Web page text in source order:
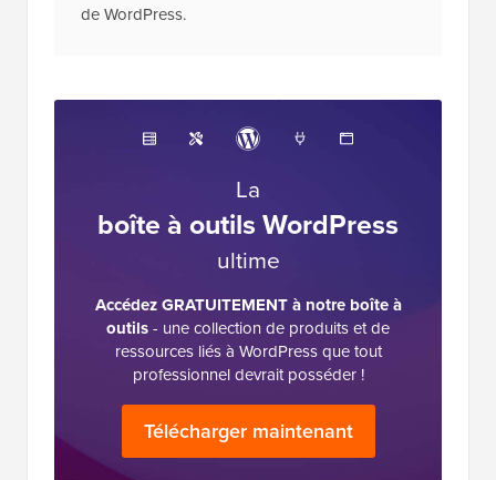
de WordPress.
La
boîte à outils WordPress
ultime
Accédez GRATUITEMENT à notre boîte à
outils- une collection de produits et de
ressources liés à WordPress que tout
professionnel devrait posséder !
Télécharger maintenant